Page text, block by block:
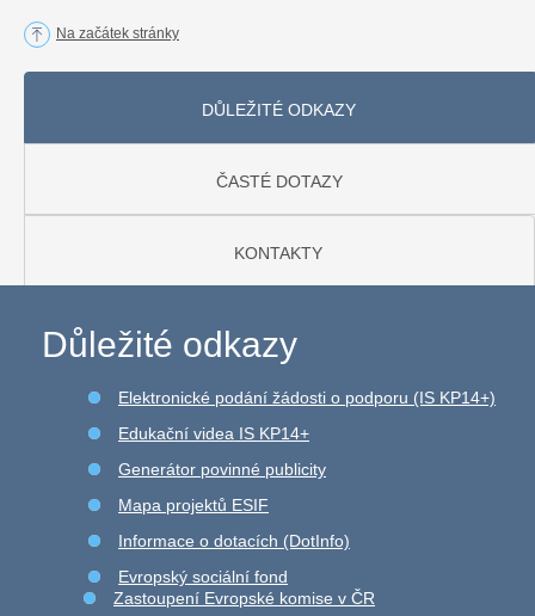
Na začátek stránky
DŮLEŽITÉ ODKAZY
ČASTÉ DOTAZY
KONTAKTY
Důležité odkazy
Elektronické podání žádosti o podporu (IS KP14+)
Edukační videa IS KP14+
Generátor povinné publicity
Mapa projektů ESIF
Informace o dotacích (DotInfo)
Evropský sociální fond
Zastoupení Evropské komise v ČR